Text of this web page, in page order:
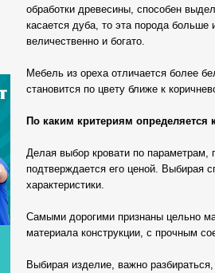
обработки древесины, способен
касается дуба, то эта порода больше
величественно и богато.
Мебель из ореха отличается более
становится по цвету ближе к
По каким критериям определяется
Делая выбор кровати по параметрам,
подтверждается его ценой. Выбирая
характеристики.
Самыми дорогими признаны цельно
материала конструкции, с прочным
Выбирая изделие, важно